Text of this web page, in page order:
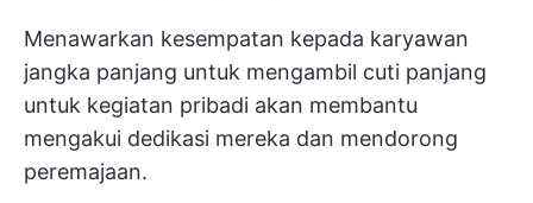
Menawarkan kesempatan kepada karyawan
jangka panjang untuk mengambil cuti panjang
untuk kegiatan pribadi akan membantu
mengakui dedikasi mereka dan mendorong
peremajaan.